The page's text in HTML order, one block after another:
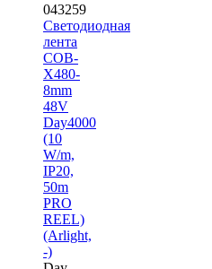
043259
Светодиодная
лента
COB-
X480-
8mm
48V
Day4000
(10
W/m,
IP20,
50m
PRO
REEL)
(Arlight,
-)